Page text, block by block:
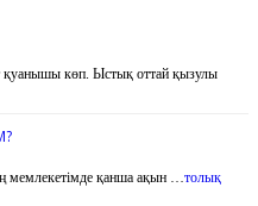
көп. Ыстық оттай қызулы
мемлекетімде қанша ақын …толық